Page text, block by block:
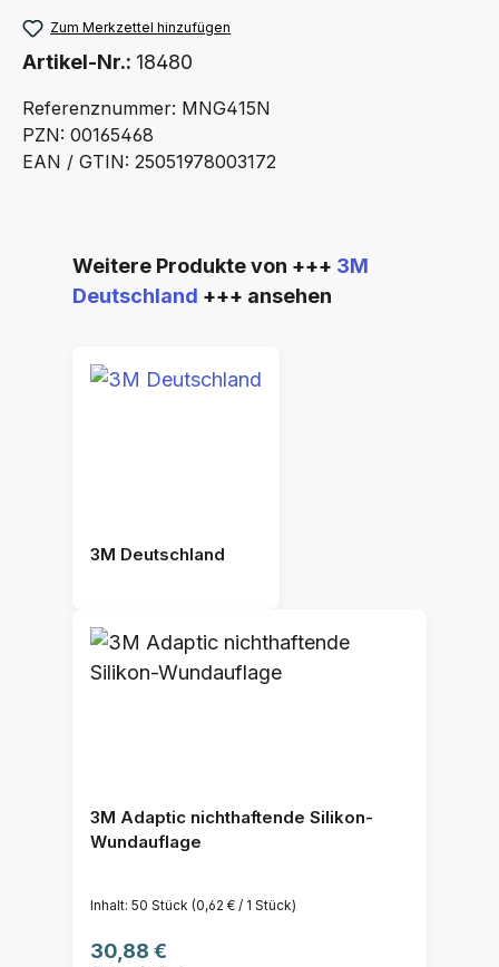
Zum Merkzettel hinzufügen
Artikel-Nr.: 18480
Referenznummer: MNG415N
PZN: 00165468
EAN / GTIN: 25051978003172
Produktgalerie überspringen
Weitere Produkte von +++ 3M
Deutschland +++ ansehen
3M Deutschland
3M Adaptic nichthaftende Silikon-
Wundauflage
Inhalt: 50 Stück (0,62 € / 1 Stück)
Regulärer Preis:
30,88 €